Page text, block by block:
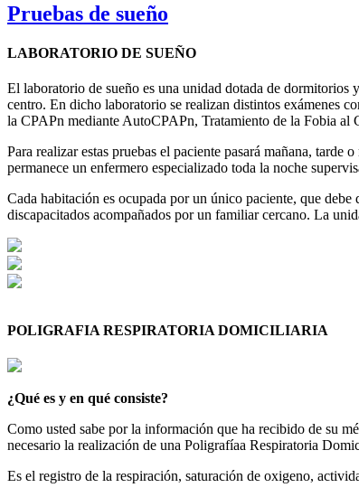
Pruebas de sueño
LABORATORIO DE SUEÑO
El laboratorio de sueño es una unidad dotada de dormitorios
centro. En dicho laboratorio se realizan distintos exámenes
la CPAPn mediante AutoCPAPn, Tratamiento de la Fobia al
Para realizar estas pruebas el paciente pasará mañana,
permanece un enfermero especializado toda la noche
Cada habitación es ocupada por un único paciente, que
discapacitados acompañados por un familiar cercano. La
POLIGRAFIA RESPIRATORIA DOMICILIARIA
¿Qué es y en qué consiste?
Como usted sabe por la información que ha recibido de su
necesario la realización de una Poligrafíaa Respiratoria
Es el registro de la respiración, saturación de oxigeno,